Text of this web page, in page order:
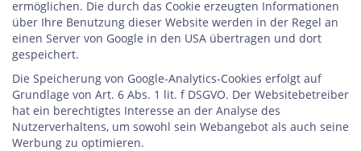
ermöglichen. Die durch das Cookie erzeugten Informationen
über Ihre Benutzung dieser Website werden in der Regel an
einen Server von Google in den USA übertragen und dort
gespeichert.
Die Speicherung von Google-Analytics-Cookies erfolgt auf
Grundlage von Art. 6 Abs. 1 lit. f DSGVO. Der Websitebetreiber
hat ein berechtigtes Interesse an der Analyse des
Nutzerverhaltens, um sowohl sein Webangebot als auch seine
Werbung zu optimieren.